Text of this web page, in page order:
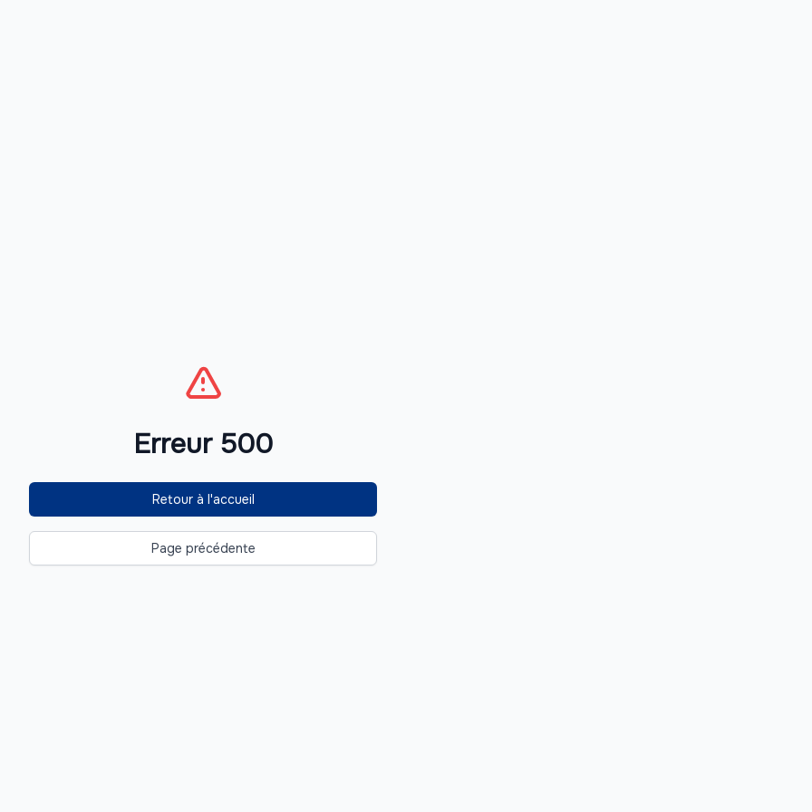
Erreur 500
Retour à l'accueil
Page précédente